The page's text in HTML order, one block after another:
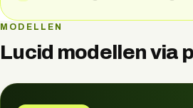
MODELLEN
Lucid modellen via